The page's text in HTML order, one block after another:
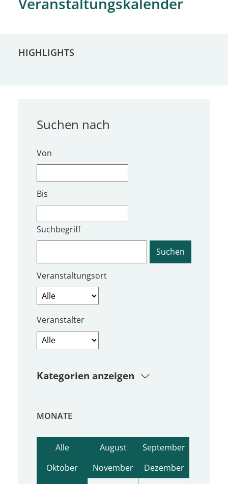
HIGHLIGHTS
Von
Bis
Suchen nach
Suchbegriff
Veranstaltungsort
Veranstalter
Kategorien anzeigen
MONATE
Alle August
September
Oktober
November
Dezember